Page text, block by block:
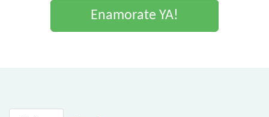
Enamorate YA!